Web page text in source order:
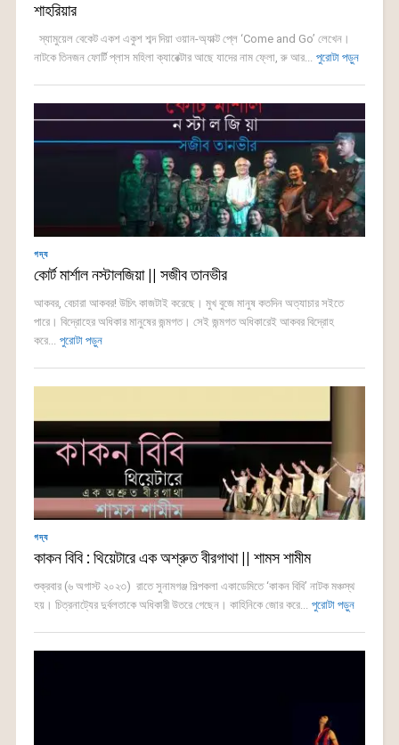
শাহরিয়ার
স্যামুয়েল বেকেট একশ একুশ শব্দ দিয়া ওয়ান-অ্যাক্ট প্লে ‘Come and Go’ লেখেন।
নাটকে তিনজন ফোর্টি প্লাস মহিলা ক্যারেক্টার আছে যাদের নাম ফ্লো, রু আর... পুরোটা পড়ুন
গদ্য
কোর্ট মার্শাল নস্টালজিয়া || সজীব তানভীর
আকবর, বেচারা আকবর! উচিৎ কাজটাই করেছে। মুখ বুজে মানুষ কতদিন অত্যাচার সইতে
পারে। বিদ্রোহের অধিকার মানুষের জন্মগত। সেই জন্মগত অধিকারেই আকবর বিদ্রোহ
করে... পুরোটা পড়ুন
গদ্য
কাকন বিবি : থিয়েটারে এক অশ্রুত বীরগাথা || শামস শামীম
শুক্রবার (৬ অগাস্ট ২০২৩) রাতে সুনামগঞ্জ শিল্পকলা একাডেমিতে ‘কাকন বিবি’ নাটক মঞ্চস্থ
হয়। চিত্রনাট্যের দুর্বলতাকে অধিকারী উতরে গেছেন। কাহিনিকে জোর করে... পুরোটা পড়ুন